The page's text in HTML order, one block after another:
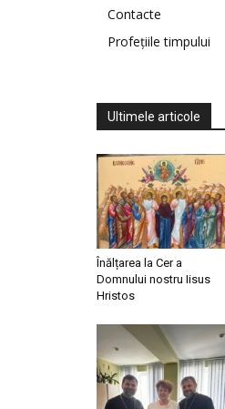
Contacte
Profețiile timpului
Ultimele articole
Înălțarea la Cer a
Domnului nostru Iisus
Hristos